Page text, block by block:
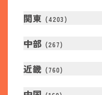
関東 (4203 )
中部 (267)
近畿 (760)